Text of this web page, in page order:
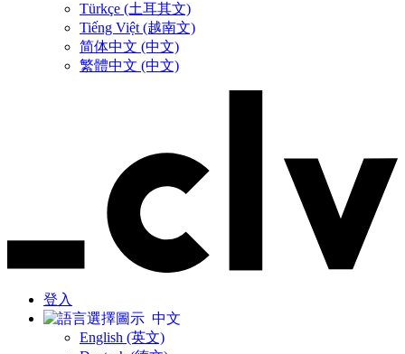
Türkçe (土耳其文)
Tiếng Việt (越南文)
简体中文 (中文)
繁體中文 (中文)
登入
中文
English (英文)